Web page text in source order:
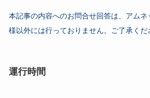
本記事の内容へのお問合せ回答は、アムネ
様以外には行っておりません。ご了承くだ
運行時間